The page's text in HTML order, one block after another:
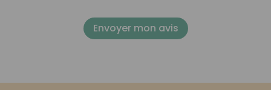
Envoyer mon avis